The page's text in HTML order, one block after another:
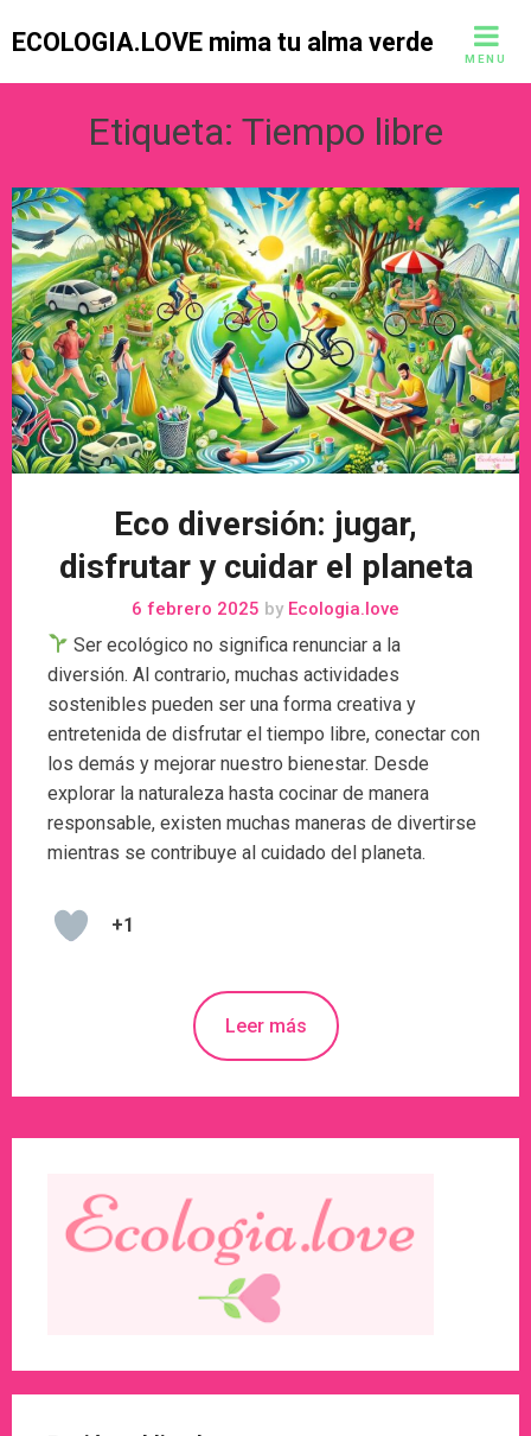
ECOLOGIA.LOVE mima tu alma verde
MENU
Etiqueta: Tiempo libre
Eco diversión: jugar,
disfrutar y cuidar el planeta
6 febrero 2025 by Ecologia.love
Ser ecológico no significa renunciar a la
diversión. Al contrario, muchas actividades
sostenibles pueden ser una forma creativa y
entretenida de disfrutar el tiempo libre, conectar con
los demás y mejorar nuestro bienestar. Desde
explorar la naturaleza hasta cocinar de manera
responsable, existen muchas maneras de divertirse
mientras se contribuye al cuidado del planeta.
+1
Leer más